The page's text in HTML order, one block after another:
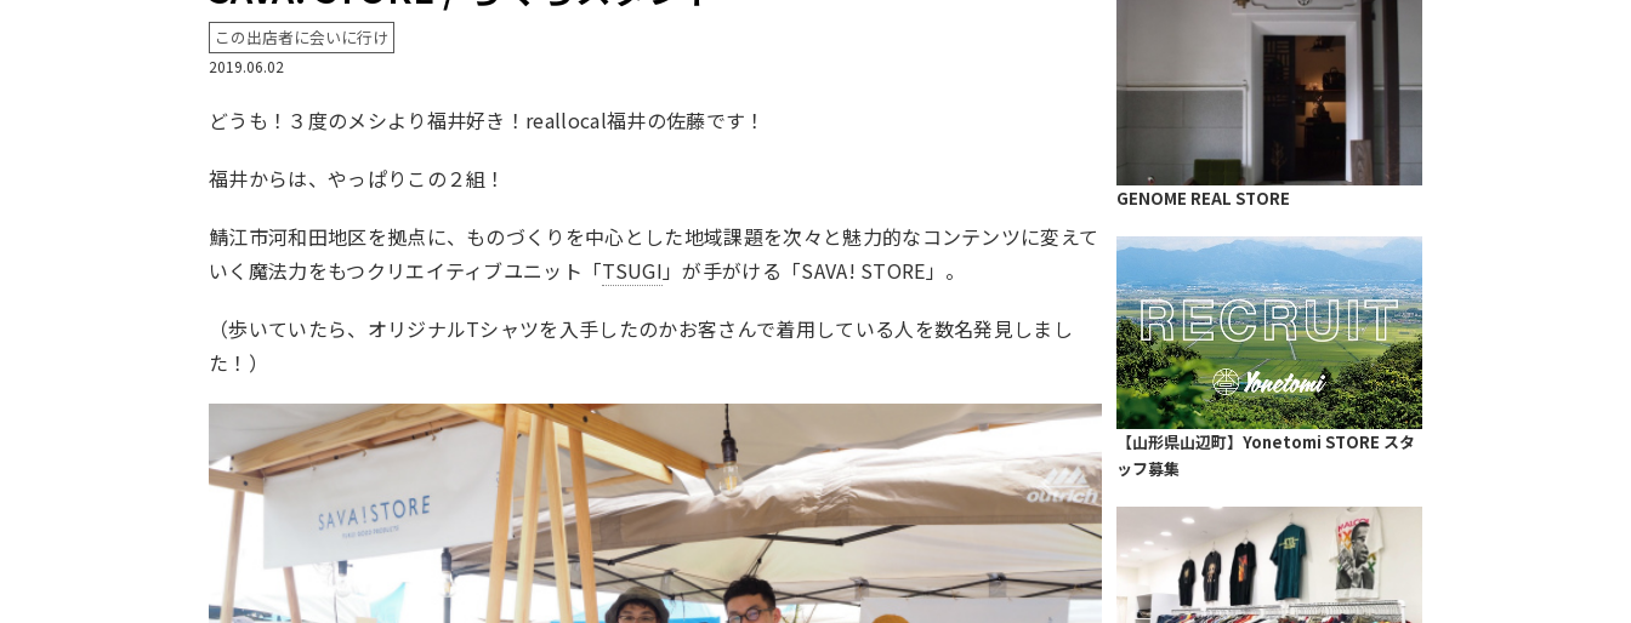
この出店者に会いに行け
2019.06.02
どうも！３度のメシより福井好き！reallocal福井の佐藤です！
福井からは、やっぱりこの２組！
鯖江市河和田地区を拠点に、ものづくりを中心とした地域課題を次々と魅力的なコンテンツに変えて
いく魔法力をもつクリエイティブユニット「TSUGI 」が手がける「SAVA! STORE」。
（歩いていたら、オリジナルTシャツを入手したのかお客さんで着用している人を数名発見しまし
た！）
GENOME REAL STORE
【山形県山辺町】Yonetomi STORE スタ
ッフ募集